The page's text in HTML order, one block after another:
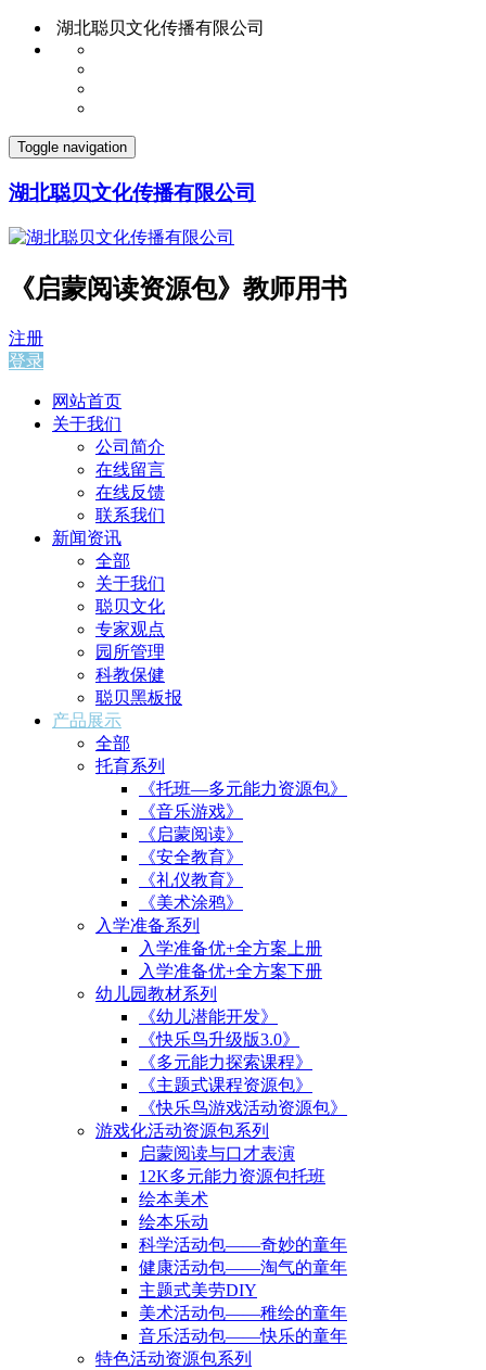
湖北聪贝文化传播有限公司
Toggle navigation
湖北聪贝文化传播有限公司
《启蒙阅读资源包》教师用书
注册
登录
网站首页
关于我们
公司简介
在线留言
在线反馈
联系我们
新闻资讯
全部
关于我们
聪贝文化
专家观点
园所管理
科教保健
聪贝黑板报
产品展示
全部
托育系列
《托班—多元能力资源包》
《音乐游戏》
《启蒙阅读》
《安全教育》
《礼仪教育》
《美术涂鸦》
入学准备系列
入学准备优+全方案上册
入学准备优+全方案下册
幼儿园教材系列
《幼儿潜能开发》
《快乐鸟升级版3.0》
《多元能力探索课程》
《主题式课程资源包》
《快乐鸟游戏活动资源包》
游戏化活动资源包系列
启蒙阅读与口才表演
12K多元能力资源包托班
绘本美术
绘本乐动
科学活动包——奇妙的童年
健康活动包——淘气的童年
主题式美劳DIY
美术活动包——稚绘的童年
音乐活动包——快乐的童年
特色活动资源包系列